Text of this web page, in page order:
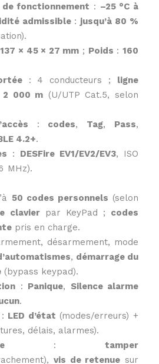
fonctionnement : –25 °C à
admissible: jusqu’à 80 %
137 × 45 × 27 mm ; Poids :160
: 4 conducteurs ; ligne
2 000 m (U/UTP Cat.5, selon
: codes, Tag, Pass,
4.2+.
: DESFire EV1/EV2/EV3, ISO
MHz).
50 codes personnels (selon
clavierpar KeyPad ; codes
pris en charge.
désarmement, mode
, démarrage du
(bypass keypad).
: Panique, Silence alarme
.
: LED d’état (modes/erreurs) +
délais, alarmes).
: tamper
vis de retenue sur